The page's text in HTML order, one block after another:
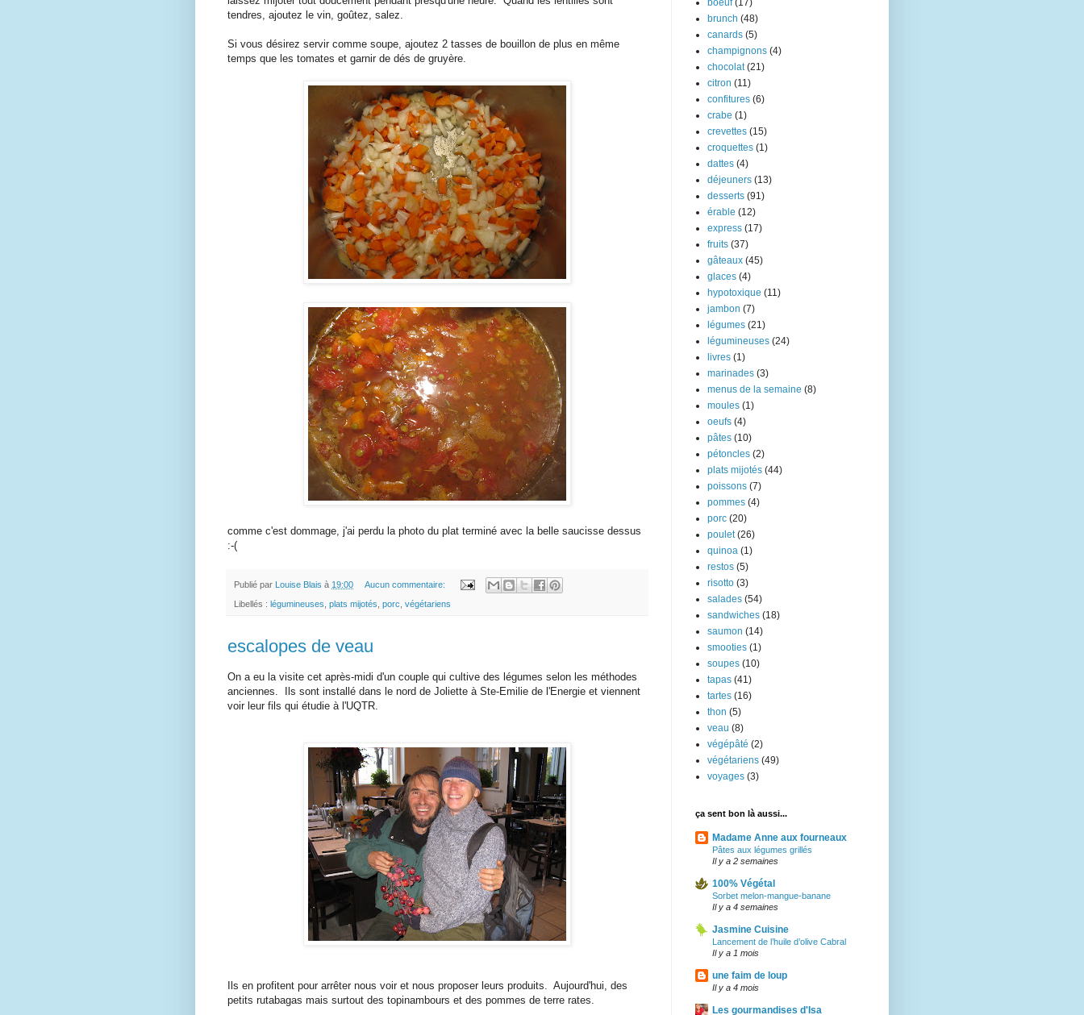
tendres, ajoutez le vin, goûtez, salez.
Si vous désirez servir comme soupe, ajoutez 2 tasses de bouillon de plus en même
temps que les tomates et garnir de dés de gruyère.
comme c'est dommage, j'ai perdu la photo du plat terminé avec la belle saucisse dessus
:-(
Publié par Louise Blais à 19:00 Aucun commentaire:
Libellés : légumineuses plats mijotés porc végétariens
escalopes de veau
On a eu la visite cet après-midi d'un couple qui cultive des légumes selon les méthodes
anciennes. Ils sont installé dans le nord de Joliette à Ste-Emilie de l'Energie et viennent
voir leur fils qui étudie à l'UQTR.
Ils en profitent pour arrêter nous voir et nous proposer leurs produits. Aujourd'hui, des
petits rutabagas mais surtout des topinambours et des pommes de terre rates.
brunch (48)
canards (5)
champignons (4)
chocolat (21)
citron (11)
confitures (6)
crabe (1)
crevettes (15)
croquettes (1)
dattes (4)
déjeuners (13)
desserts (91)
érable (12)
express (17)
fruits (37)
gâteaux (45)
glaces (4)
hypotoxique (11)
jambon (7)
légumes (21)
légumineuses (24)
livres (1)
marinades (3)
menus de la semaine (8)
moules (1)
oeufs (4)
pâtes (10)
pétoncles (2)
plats mijotés (44)
poissons (7)
pommes (4)
porc (20)
poulet (26)
quinoa (1)
restos (5)
risotto (3)
salades (54)
sandwiches (18)
saumon (14)
smooties (1)
soupes (10)
tapas (41)
tartes (16)
thon (5)
veau (8)
végépâté (2)
végétariens (49)
voyages (3)
ça sent bon là aussi...
Madame Anne aux fourneaux
Pâtes aux légumes grillés
Il y a 2 semaines
100% Végétal
Sorbet melon-mangue-banane
Il y a 4 semaines
Jasmine Cuisine
Lancement de l’huile d’olive Cabral
Il y a 1 mois
une faim de loup
Il y a 4 mois
Les gourmandises d'Isa